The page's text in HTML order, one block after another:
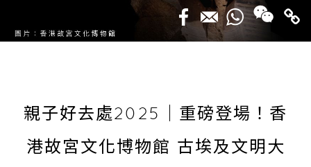
親子好去處2025｜重磅登場！香
港故宮文化博物館 古埃及文明大